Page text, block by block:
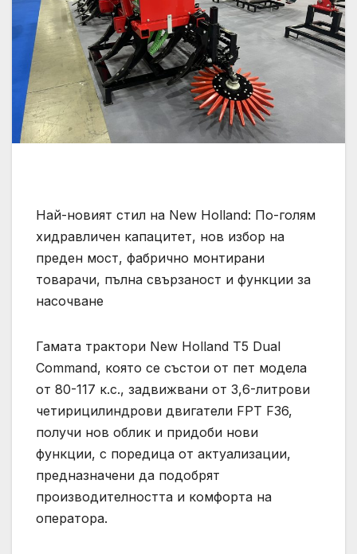
Най-новият стил на New Holland: По-голям
хидравличен капацитет, нов избор на
преден мост, фабрично монтирани
товарачи, пълна свързаност и функции за
насочване
Гамата трактори New Holland T5 Dual
Command, която се състои от пет модела
от 80-117 к.с., задвижвани от 3,6-литрови
четирицилиндрови двигатели FPT F36,
получи нов облик и придоби нови
функции, с поредица от актуализации,
предназначени да подобрят
производителността и комфорта на
оператора.